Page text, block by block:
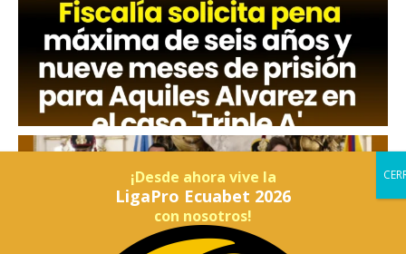
¡Desde ahora vive la
LigaPro Ecuabet 2026
con nosotros!